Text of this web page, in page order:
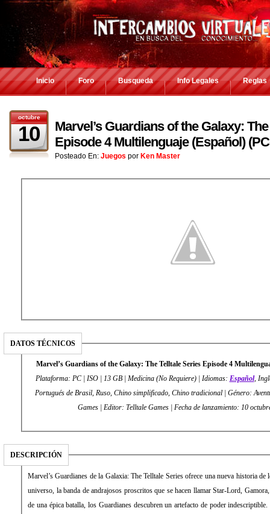
Inicio Foro Busqueda Info Legales Reglas
octubre
10
Marvel’s Guardians of the Galaxy:
Episode 4 Multilenguaje (Español)
Posteado En: Juegos por Ken Master
DATOS TÉCNICOS
Marvel’s Guardians of the Galaxy: The Telltale Series Episode 4
Plataforma: PC | ISO | 13 GB | Medicina (No Requiere) | Idiomas: Español,
Portugués de Brasil, Ruso, Chino simplificado, Chino tradicional | Género:
Games | Editor: Telltale Games | Fecha de lanzamiento:
DESCRIPCIÓN
Marvel’s Guardianes de la Galaxia: The Telltale Series ofrece una nueva historia de
universo, la banda de andrajosos proscritos que se hacen llamar Star-Lord,
de una épica batalla, los Guardianes descubren un artefacto de poder